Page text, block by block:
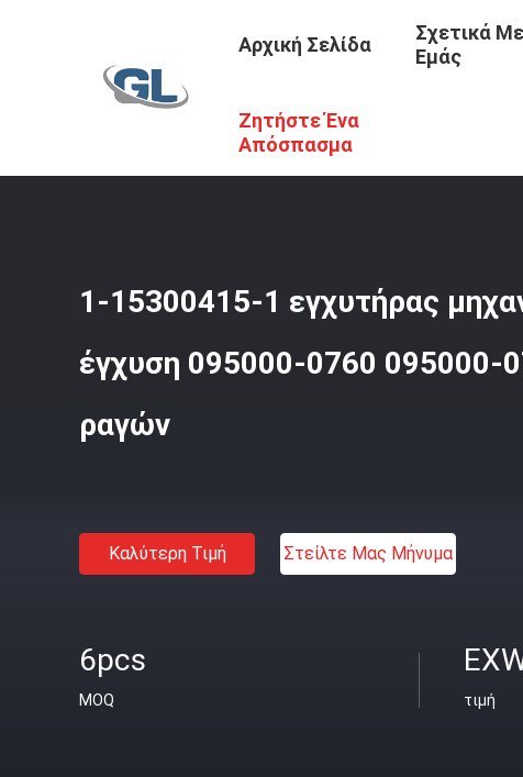
Αρχική Σελίδα
Σχετικά Με
Εμάς
Ζητήστε Ένα
Απόσπασμα
Προϊόντα / Εγχυτήρας Diesel Denso
1-15300415-1 εγχυτήρας
έγχυση 095000-0760 095000-
ραγών
Καλύτερη Τιμή Στείλτε Μας Μήνυμα
6pcs
MOQ τιμή